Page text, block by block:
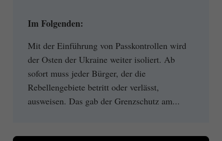
Im Folgenden:
Mit der Einführung von Passkontrollen wird
der Osten der Ukraine weiter isoliert. Ab
sofort muss jeder Bürger, der die
Rebellengebiete betritt oder verlässt,
ausweisen. Das gab der Grenzschutz am...